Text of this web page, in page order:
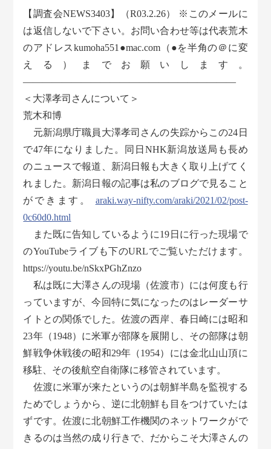
【調査会NEWS3403】（R03.2.26） ※このメールに
は返信しないで下さい。お問い合わせ等は代表荒木
のアドレスkumoha551●mac.com（●を半角の＠に変
える）までお願いします。
――――――――――――――――――――――
＜大澤孝司さんについて＞
荒木和博
元新潟県庁職員大澤孝司さんの失踪からこの24日
で47年になりました。同日NHK新潟放送局も長め
のニュースで報道、新潟日報も大きく取り上げてく
れました。新潟日報の記事は私のブログで見ること
ができます。 araki.way-nifty.com/araki/2021/02/post-
0c60d0.html
また既に告知しているように19日に行った現場で
のYouTubeライブも下のURLでご覧いただけます。
https://youtu.be/nSkxPGhZnzo
私は既に大澤さんの現場（佐渡市）には何度も行
っていますが、今回特に気になったのはレーダーサ
イトとの関係でした。佐渡の西岸、春日崎には昭和
23年（1948）に米軍が部隊を展開し、その部隊は朝
鮮戦争休戦後の昭和29年（1954）には金北山山頂に
移駐、その後航空自衛隊に移管されています。
佐渡に米軍が来たというのは朝鮮半島を監視する
ためでしょうから、逆に北朝鮮も目をつけていたは
ずです。佐渡に北朝鮮工作機関のネットワークがで
きるのは当然の成り行きで、だからこそ大澤さんの